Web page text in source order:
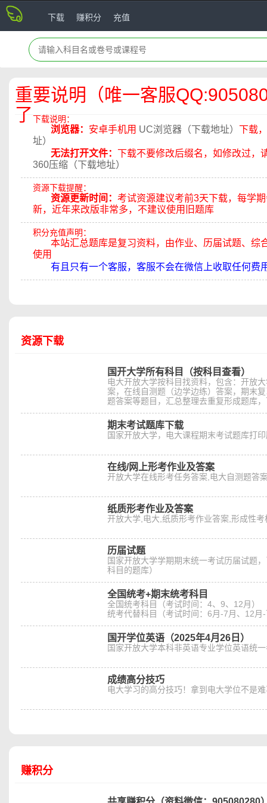
下载 赚积分 充值
重要说明（唯一客服
了下载说明：
浏览器： 安卓手机用 UC浏览器（下载地址） 下载
址）
无法打开文件： 下载不要修改后缀名，如修改过，
360压缩（下载地址）
资源下载提醒：
资源更新时间： 考试资源建议考前3天下载，每学
新，近年来改版非常多，不建议使用旧题库
积分充值声明：
本站汇总题库是复习资料，由作业、历届试题、综
使用
有且只有一个客服，客服不会在微信上收取任何费
资源下载
国开大学所有科目（按科目查看）
电大开放大学按科目找资料，包含：开放
案，在线自测题（边学边练）答案，期末
题答案等题目，汇总整理去重复形成题库
期末考试题库下载
国家开放大学，电大课程期末考试题库打
在线/网上形考作业及答案
开放大学在线形考任务答案,电大自测题答
纸质形考作业及答案
开放大学,电大,纸质形考作业答案,形成性考
历届试题
国家开放大学学期期末统一考试历届试题
科目的题库）
全国统考+期末统考科目
全国统考科目（考试时间：4、9、12月）
统考代替科目（考试时间：6月-7月、12月
国开学位英语（2025年4月26日）
国家开放大学本科非英语专业学位英语统
成绩高分技巧
电大学习的高分技巧！拿到电大学位不是
赚积分